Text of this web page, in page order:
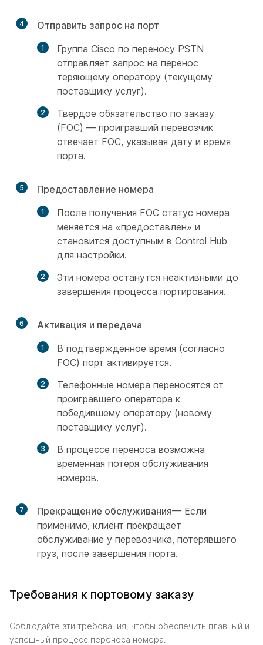
4
Отправить запрос на порт
Группа Cisco по переносу PSTN
отправляет запрос на перенос
теряющему оператору (текущему
поставщику услуг).
Твердое обязательство по заказу
(FOC) — проигравший перевозчик
отвечает FOC, указывая дату и время
порта.
5
Предоставление номера
После получения FOC статус номера
меняется на «предоставлен» и
становится доступным в Control Hub
для настройки.
Эти номера останутся неактивными до
завершения процесса портирования.
6
Активация и передача
В подтвержденное время (согласно
FOC) порт активируется.
Телефонные номера переносятся от
проигравшего оператора к
победившему оператору (новому
поставщику услуг).
В процессе переноса возможна
временная потеря обслуживания
номеров.
7 Прекращение обслуживания— Если
применимо, клиент прекращает
обслуживание у перевозчика, потерявшего
груз, после завершения порта.
Требования к портовому заказу
Соблюдайте эти требования, чтобы обеспечить плавный и
успешный процесс переноса номера.